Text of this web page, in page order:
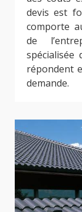
devis est
comporte
de
répondent
demande.